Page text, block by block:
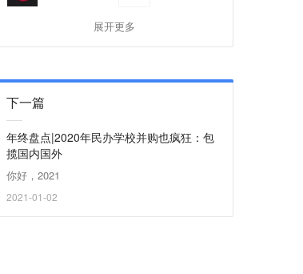
展开更多
下一篇
年终盘点|2020年民办学校并购也疯狂：包
揽国内国外
你好，2021
2021-01-02